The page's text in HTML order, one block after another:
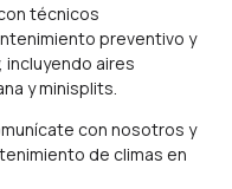
técnicos
preventivo y
aires
y minisplits.
con nosotros y
de climas en